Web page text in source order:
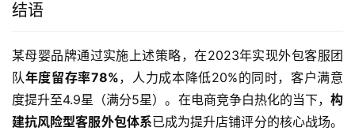
结语
某母婴品牌通过实施上述策略，在2023年实现外包客服团
队年度留存率78%，人力成本降低20%的同时，客户满意
度提升至4.9星（满分5星）。在电商竞争白热化的当下， 构
建抗风险型客服外包体系已成为提升店铺评分的核心战场。